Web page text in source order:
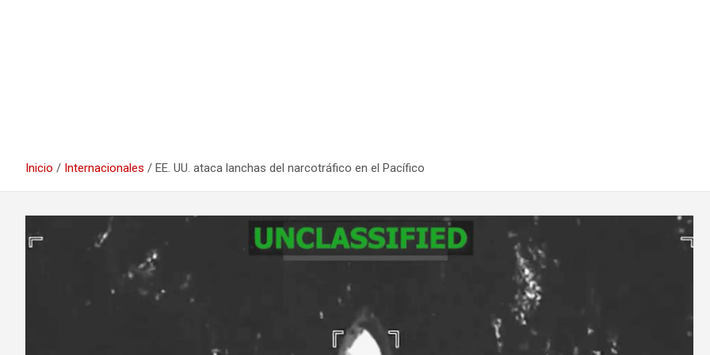
Inicio Internacionales EE. UU. ataca lanchas del narcotráfico en el Pacífico